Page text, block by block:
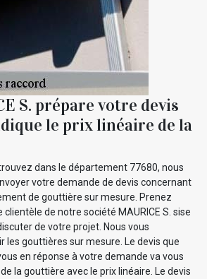
S. prépare votre devis
le prix linéaire de la
dans le département 77680, nous
votre demande de devis concernant
de gouttière sur mesure. Prenez
de notre société MAURICE S. sise
de votre projet. Nous vous
les gouttières sur mesure. Le devis que
en réponse à votre demande va vous
la gouttière avec le prix linéaire. Le devis